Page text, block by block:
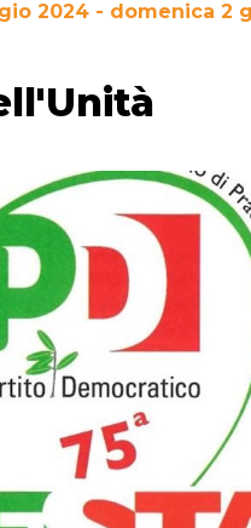
2024 - domenica 2